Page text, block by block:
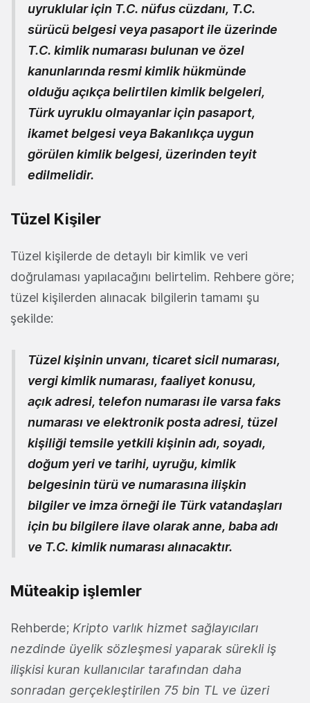
uyruklular için T.C. nüfus cüzdanı, T.C.
sürücü belgesi veya pasaport ile üzerinde
T.C. kimlik numarası bulunan ve özel
kanunlarında resmi kimlik hükmünde
olduğu açıkça belirtilen kimlik belgeleri,
Türk uyruklu olmayanlar için pasaport,
ikamet belgesi veya Bakanlıkça uygun
görülen kimlik belgesi, üzerinden teyit
edilmelidir.
Tüzel Kişiler
Tüzel kişilerde de detaylı bir kimlik ve veri
doğrulaması yapılacağını belirtelim. Rehbere göre;
tüzel kişilerden alınacak bilgilerin tamamı şu
şekilde:
Tüzel kişinin unvanı, ticaret sicil numarası,
vergi kimlik numarası, faaliyet konusu,
açık adresi, telefon numarası ile varsa faks
numarası ve elektronik posta adresi, tüzel
kişiliği temsile yetkili kişinin adı, soyadı,
doğum yeri ve tarihi, uyruğu, kimlik
belgesinin türü ve numarasına ilişkin
bilgiler ve imza örneği ile Türk vatandaşları
için bu bilgilere ilave olarak anne, baba adı
ve T.C. kimlik numarası alınacaktır.
Müteakip işlemler
Rehberde; Kripto varlık hizmet sağlayıcıları
nezdinde üyelik sözleşmesi yaparak sürekli iş
ilişkisi kuran kullanıcılar tarafından daha
sonradan gerçekleştirilen 75 bin TL ve üzeri